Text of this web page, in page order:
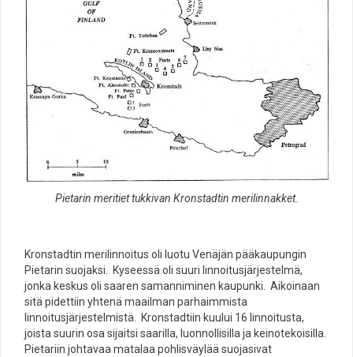
Pietarin meritiet tukkivan Kronstadtin merilinnakket.
Kronstadtin merilinnoitus oli luotu Venäjän pääkaupungin
Pietarin suojaksi. Kyseessä oli suuri linnoitusjärjestelmä,
jonka keskus oli saaren samanniminen kaupunki. Aikoinaan
sitä pidettiin yhtenä maailman parhaimmista
linnoitusjärjestelmistä. Kronstadtiin kuului 16 linnoitusta,
joista suurin osa sijaitsi saarilla, luonnollisilla ja keinotekoisilla.
Pietariin johtavaa matalaa pohlisväylää suojasivat